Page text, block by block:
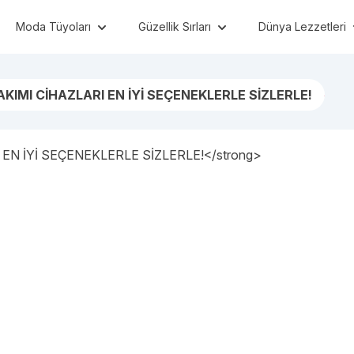
Moda Tüyoları Güzellik Sırları Dünya Lezzetleri
CİHAZLARI EN İYİ SEÇENEKLERLE SİZLERLE!